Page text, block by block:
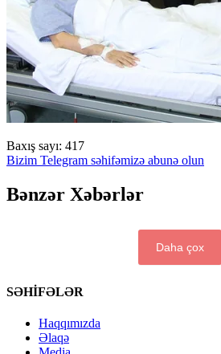
Baxış sayı: 417
Bizim Telegram səhifəmizə abunə olun
Bənzər Xəbərlər
Daha çox
SƏHİFƏLƏR
Haqqımızda
Əlaqə